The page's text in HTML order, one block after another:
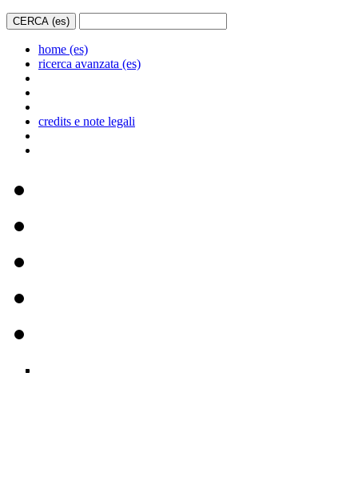
home (es)
ricerca avanzata (es)
credits e note legali